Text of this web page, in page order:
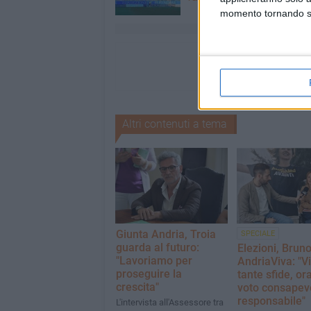
momento tornando
Altri contenuti a tema
Giunta Andria, Troia
guarda al futuro:
"Lavoriamo per
proseguire la
crescita"
L'intervista all'Assessore tra
SPECIALE
Elezioni,
AndriaViva:
tante sfide,
voto
responsabile"